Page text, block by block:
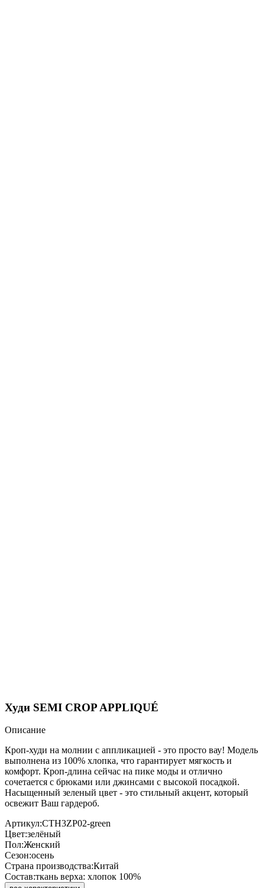
Худи SEMI CROP APPLIQUÉ
Описание
Кроп-худи на молнии с аппликацией - это просто вау! Модель
выполнена из 100% хлопка, что гарантирует мягкость и
комфорт. Кроп-длина сейчас на пике моды и отлично
сочетается с брюками или джинсами с высокой посадкой.
Насыщенный зеленый цвет - это стильный акцент, который
освежит Ваш гардероб.
Артикул:CTH3ZP02-green
Цвет:зелёный
Пол:Женский
Сезон:осень
Страна производства:Китай
Состав:ткань верха: хлопок 100%